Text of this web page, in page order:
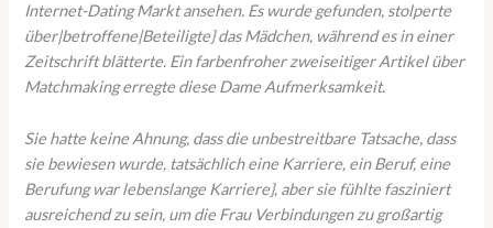
Internet-Dating Markt ansehen. Es wurde gefunden, stolperte
über|betroffene|Beteiligte} das Mädchen, während es in einer
Zeitschrift blätterte. Ein farbenfroher zweiseitiger Artikel über
Matchmaking erregte diese Dame Aufmerksamkeit.
Sie hatte keine Ahnung, dass die unbestreitbare Tatsache, dass
sie bewiesen wurde, tatsächlich eine Karriere, ein Beruf, eine
Berufung war lebenslange Karriere}, aber sie fühlte fasziniert
ausreichend zu sein, um die Frau Verbindungen zu großartig